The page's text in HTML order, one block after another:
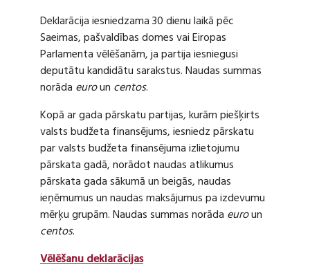
Deklarācija iesniedzama 30 dienu laikā pēc
Saeimas, pašvaldības domes vai Eiropas
Parlamenta vēlēšanām, ja partija iesniegusi
deputātu kandidātu sarakstus. Naudas summas
norāda euroun centos.
Kopā ar gada pārskatu partijas, kurām piešķirts
valsts budžeta finansējums, iesniedz pārskatu
par valsts budžeta finansējuma izlietojumu
pārskata gadā, norādot naudas atlikumus
pārskata gada sākumā un beigās, naudas
ieņēmumus un naudas maksājumus pa izdevumu
mērķu grupām. Naudas summas norāda euroun
centos.
Vēlēšanu deklarācijas